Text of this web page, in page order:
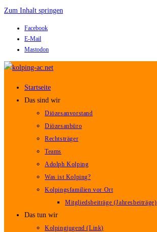
Zum Inhalt springen
Facebook
E-Mail
Mastodon
Startseite
Das sind wir
Diözesanvorstand
Diözesanbüro
Rechtsträger
Teams
Adolph Kolping
Was ist Kolping?
Kolpingsfamilien vor Ort
Mitgliedsbeiträge (Jahresbeiträge)
Das tun wir
Kolpingjugend (Link)